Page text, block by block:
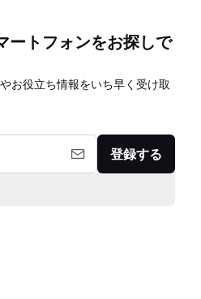
ートフォンをお探しで
お役立ち情報をいち早く受け取
登録する